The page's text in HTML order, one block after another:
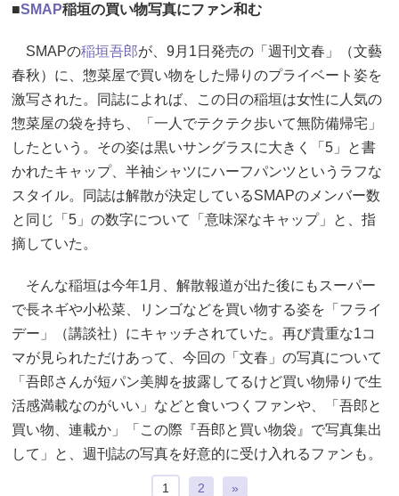
■SMAP稲垣の買い物写真にファン和む
SMAPの稲垣吾郎が、9月1日発売の「週刊文春」（文藝
春秋）に、惣菜屋で買い物をした帰りのプライベート姿を
激写された。同誌によれば、この日の稲垣は女性に人気の
惣菜屋の袋を持ち、「一人でテクテク歩いて無防備帰宅」
したという。その姿は黒いサングラスに大きく「5」と書
かれたキャップ、半袖シャツにハーフパンツというラフな
スタイル。同誌は解散が決定しているSMAPのメンバー数
と同じ「5」の数字について「意味深なキャップ」と、指
摘していた。
そんな稲垣は今年1月、解散報道が出た後にもスーパー
で長ネギや小松菜、リンゴなどを買い物する姿を「フライ
デー」（講談社）にキャッチされていた。再び貴重な1コ
マが見られただけあって、今回の「文春」の写真について
「吾郎さんが短パン美脚を披露してるけど買い物帰りで生
活感満載なのがいい」などと食いつくファンや、「吾郎と
買い物、連載か」「この際『吾郎と買い物袋』で写真集出
して」と、週刊誌の写真を好意的に受け入れるファンも。
1 2 »